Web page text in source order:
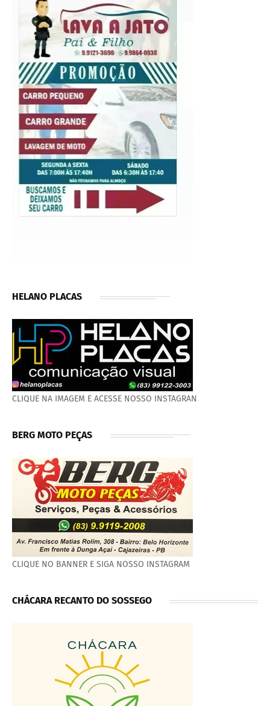
HELANO PLACAS
CLIQUE NA IMAGEM E ACESSE NOSSO INSTAGRAN
BERG MOTO PEÇAS
CLIQUE NO BANNER E SIGA NOSSO INSTAGRAM
CHÁCARA RECANTO DO SOSSEGO